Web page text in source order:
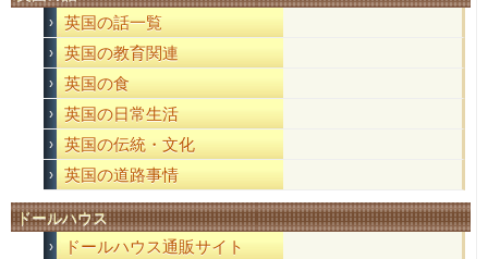
英国の話一覧
英国の教育関連
英国の食
英国の日常生活
英国の伝統・文化
英国の道路事情
ドールハウス
ドールハウス通販サイト